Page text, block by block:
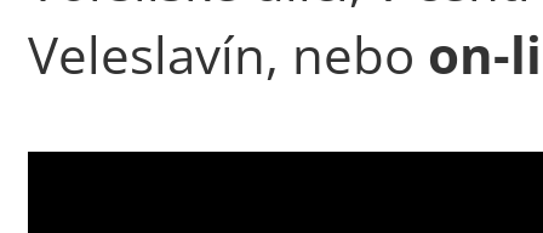
Veleslavín, nebo on-